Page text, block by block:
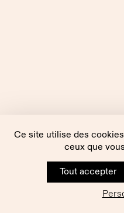
Ce site utilise des
ceux que
Tout accepter